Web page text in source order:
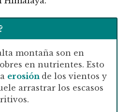
montaña son en
en nutrientes. Esto
erosión de los vientos y
arrastrar los escasos